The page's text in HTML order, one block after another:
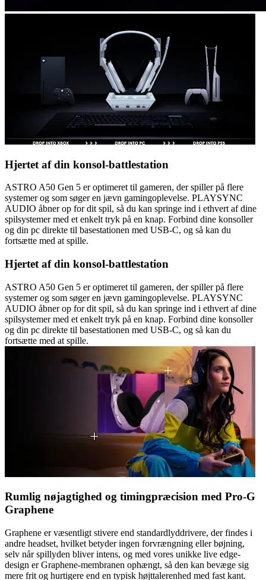
Hjertet af din konsol-battlestation
ASTRO A50 Gen 5 er optimeret til gameren, der spiller på flere
systemer og som søger en jævn gamingoplevelse. PLAYSYNC
AUDIO åbner op for dit spil, så du kan springe ind i ethvert af dine
spilsystemer med et enkelt tryk på en knap. Forbind dine konsoller
og din pc direkte til basestationen med USB-C, og så kan du
fortsætte med at spille.
Hjertet af din konsol-battlestation
ASTRO A50 Gen 5 er optimeret til gameren, der spiller på flere
systemer og som søger en jævn gamingoplevelse. PLAYSYNC
AUDIO åbner op for dit spil, så du kan springe ind i ethvert af dine
spilsystemer med et enkelt tryk på en knap. Forbind dine konsoller
og din pc direkte til basestationen med USB-C, og så kan du
fortsætte med at spille.
Rumlig nøjagtighed og timingpræcision med Pro-G
Graphene
Graphene er væsentligt stivere end standardlyddrivere, der findes i
andre headset, hvilket betyder ingen forvrængning eller bøjning,
selv når spillyden bliver intens, og med vores unikke live edge-
design er Graphene-membranen ophængt, så den kan bevæge sig
mere frit og hurtigere end en typisk højttalerenhed med fast kant.